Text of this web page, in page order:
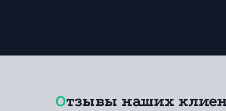
Отзывы наших